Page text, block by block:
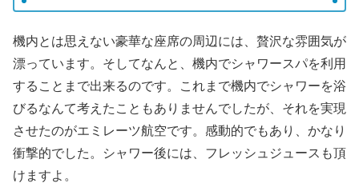
機内とは思えない豪華な座席の周辺には、贅沢な雰囲気が
漂っています。そしてなんと、機内でシャワースパを利用
することまで出来るのです。これまで機内でシャワーを浴
びるなんて考えたこともありませんでしたが、それを実現
させたのがエミレーツ航空です。感動的でもあり、かなり
衝撃的でした。シャワー後には、フレッシュジュースも頂
けますよ。